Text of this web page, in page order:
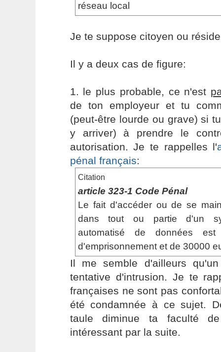
réseau local
Je te suppose citoyen ou
Il y a deux cas de figure:
1. le plus probable, ce n'est
de ton employeur et tu
(peut-être lourde ou grave) si
y arriver) à prendre le
autorisation. Je te rappelles l'
pénal français:
Citation
article 323-1 Code Pénal
Le fait d'accéder ou de se
dans tout ou partie d'un
automatisé de données
d'emprisonnement et de 30000
Il me semble d'ailleurs
tentative d'intrusion. Je te
françaises ne sont pas
été condamnée à ce sujet.
taule diminue ta faculté
intéressant par la suite.